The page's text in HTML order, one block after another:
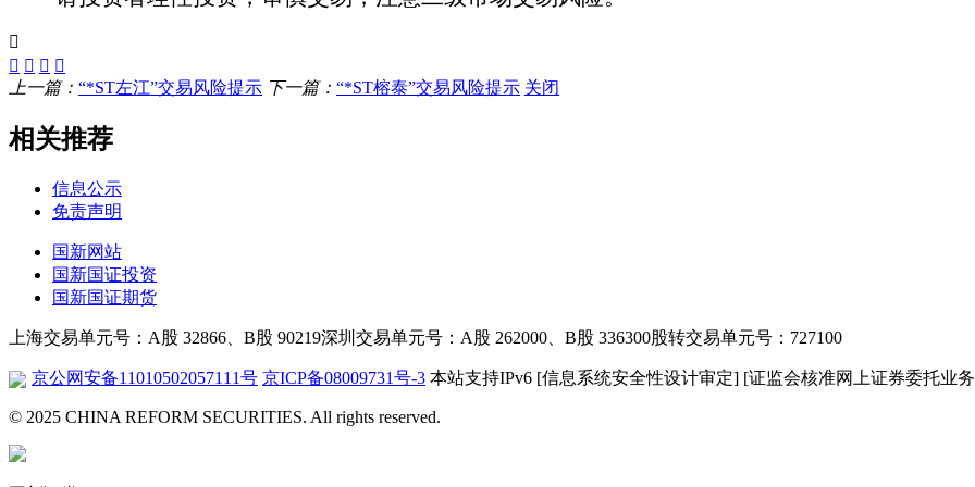
上一篇： “*ST左江”交易风险提示 下一篇： “*ST榕泰”交易风险提示 关闭
相关推荐
信息公示
免责声明
国新网站
国新国证投资
国新国证期货
上海交易单元号：A股 32866、B股 90219深圳交易单元号：A股 262000、B股 336300股转交易单元号：727100
京公网安备11010502057111号 京ICP备08009731号-3 本站支持IPv6 [信息系统安全性设计审定] [证监会核准网上证券委托业
© 2025 CHINA REFORM SECURITIES. All rights reserved.